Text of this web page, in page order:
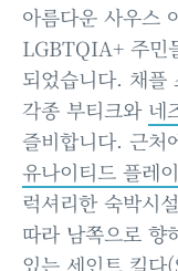
아름다운 사우스
LGBTQIA+ 주민
되었습니다. 채
각종 부티크와 네
즐비합니다. 근처
유나이티드 플레
럭셔리한 숙박시
따라 남쪽으로 향
있는 세인트 킬